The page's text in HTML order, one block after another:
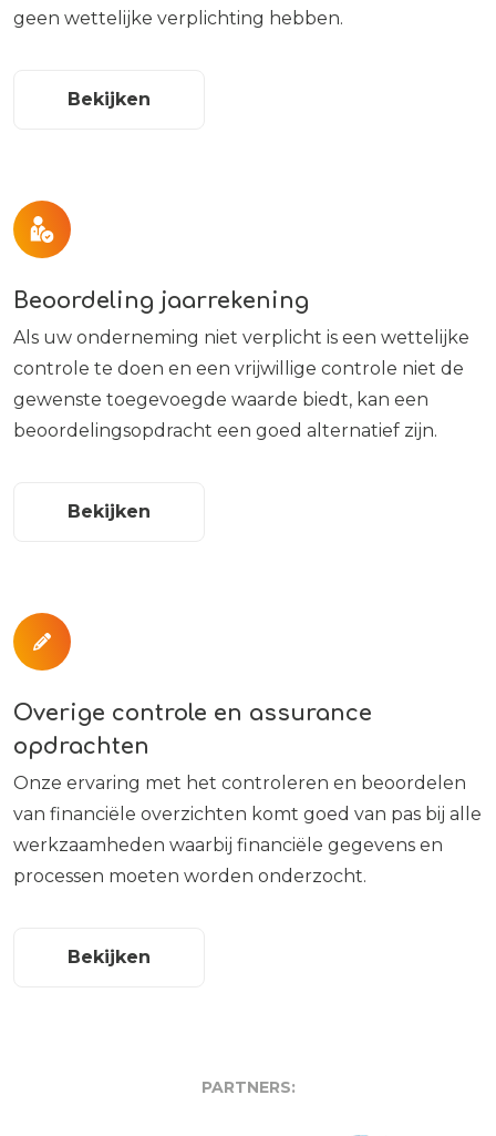
geen wettelijke verplichting hebben.
Bekijken
Beoordeling jaarrekening
Als uw onderneming niet verplicht is een wettelijke
controle te doen en een vrijwillige controle niet de
gewenste toegevoegde waarde biedt, kan een
beoordelingsopdracht een goed alternatief zijn.
Bekijken
Overige controle en assurance
opdrachten
Onze ervaring met het controleren en beoordelen
van financiële overzichten komt goed van pas bij alle
werkzaamheden waarbij financiële gegevens en
processen moeten worden onderzocht.
Bekijken
PARTNERS: